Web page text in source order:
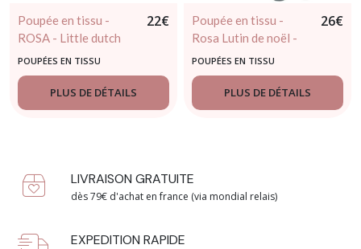
Poupée en tissu -
ROSA - Little dutch
dès 12 mois
22€
POUPÉES EN TISSU
PLUS DE DÉTAILS
Poupée en tissu -
Rosa Lutin de noël -
Little dutch dès 12
mois
26€
POUPÉES EN TISSU
PLUS DE DÉTAILS
LIVRAISON GRATUITE
dès 79€ d'achat en france (via mondial relais)
EXPEDITION RAPIDE